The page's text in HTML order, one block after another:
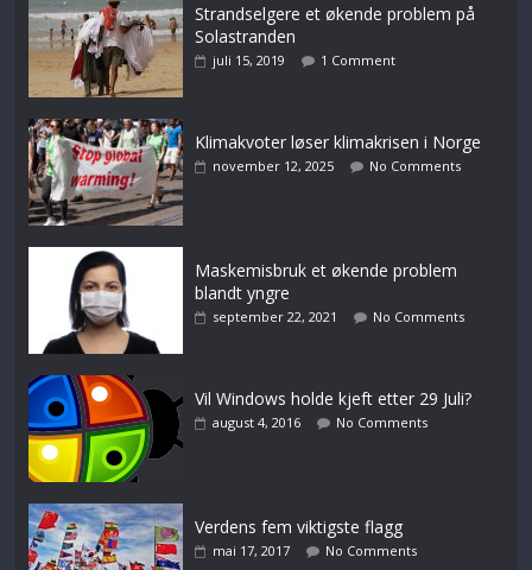
Strandselgere et økende problem på
Solastranden
juli 15, 2019 1 Comment
Klimakvoter løser klimakrisen i Norge
november 12, 2025 No Comments
Maskemisbruk et økende problem
blandt yngre
september 22, 2021 No Comments
Vil Windows holde kjeft etter 29 Juli?
august 4, 2016 No Comments
Verdens fem viktigste flagg
mai 17, 2017 No Comments